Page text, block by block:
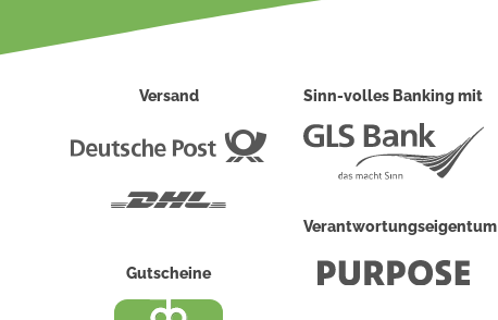
Versand
Deutsche
Gutscheine
Sinn-volles Banking mit
Verantwortungseigentum